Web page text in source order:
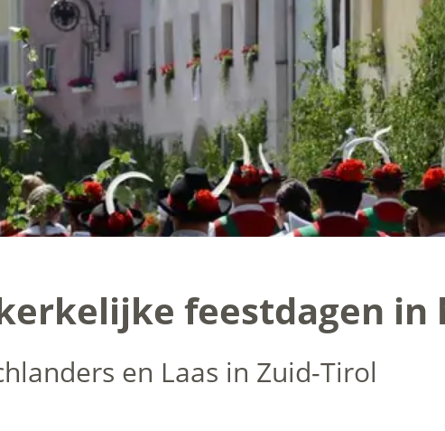
feestdagen in
en Laas in Zuid-Tirol